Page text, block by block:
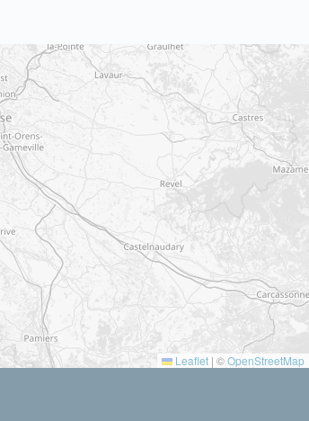
Leaflet | ©OpenStreetMap